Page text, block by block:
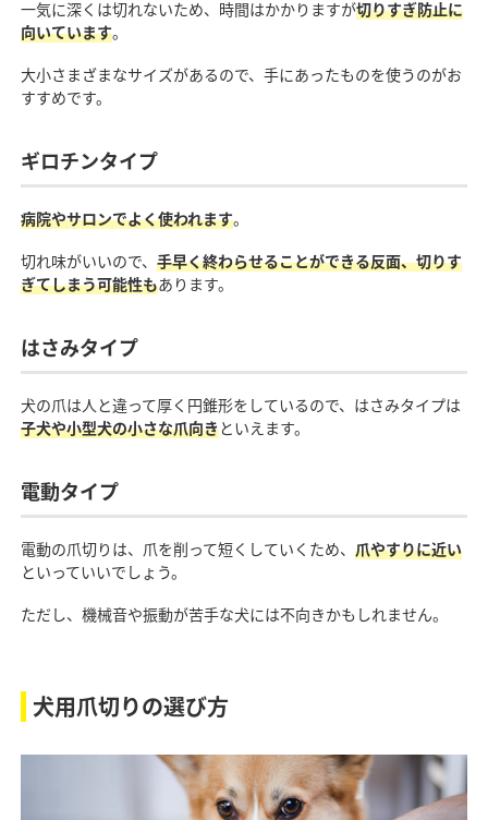
一気に深くは切れないため、時間はかかりますが切りすぎ防止に
向いています。
大小さまざまなサイズがあるので、手にあったものを使うのがお
すすめです。
ギロチンタイプ
病院やサロンでよく使われます。
切れ味がいいので、 手早く終わらせることができる反面、切りす
ぎてしまう可能性もあります。
はさみタイプ
犬の爪は人と違って厚く円錐形をしているので、はさみタイプは
子犬や小型犬の小さな爪向きといえます。
電動タイプ
電動の爪切りは、爪を削って短くしていくため、 爪やすりに近い
といっていいでしょう。
ただし、機械音や振動が苦手な犬には不向きかもしれません。
犬用爪切りの選び方